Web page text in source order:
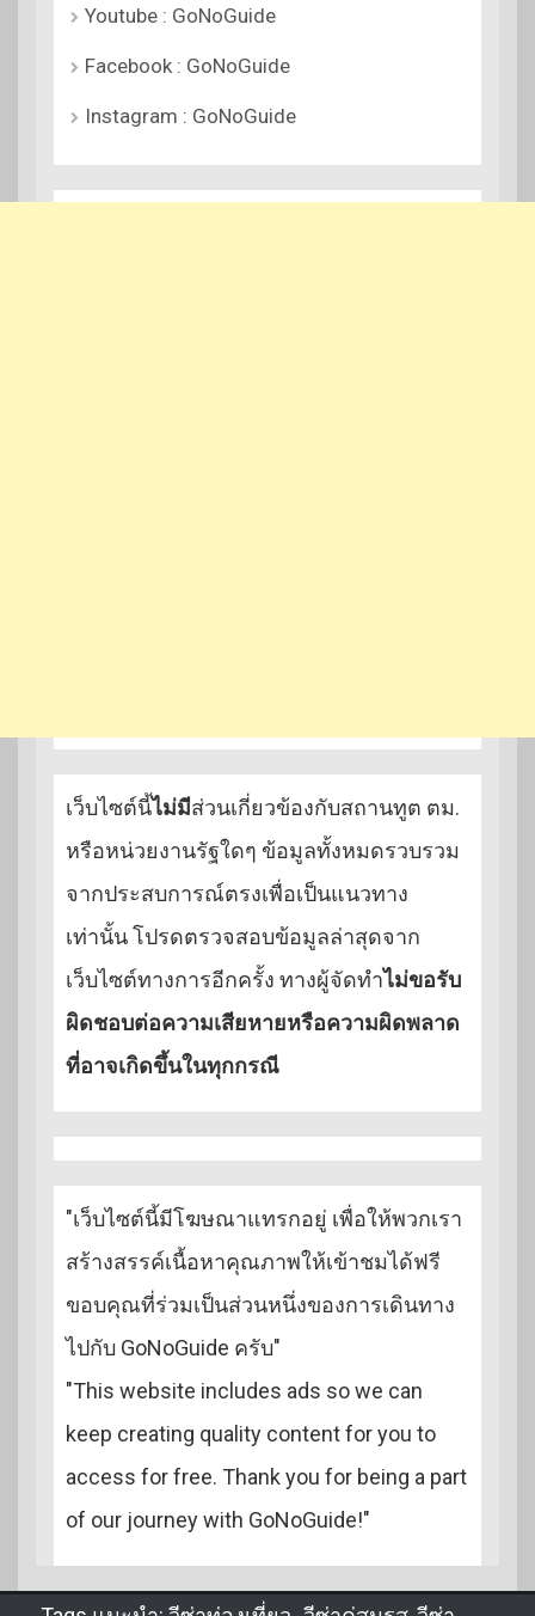
Youtube : GoNoGuide
Facebook : GoNoGuide
Instagram : GoNoGuide
เว็บไซต์นี้ไม่มีส่วนเกี่ยวข้องกับสถานทูต ตม.
หรือหน่วยงานรัฐใดๆ ข้อมูลทั้งหมดรวบรวม
จากประสบการณ์ตรงเพื่อเป็นแนวทาง
เท่านั้น โปรดตรวจสอบข้อมูลล่าสุดจาก
เว็บไซต์ทางการอีกครั้ง ทางผู้จัดทำไม่ขอรับ
ผิดชอบต่อความเสียหายหรือความผิดพลาด
ที่อาจเกิดขึ้นในทุกกรณี
"เว็บไซต์นี้มีโฆษณาแทรกอยู่ เพื่อให้พวกเรา
สร้างสรรค์เนื้อหาคุณภาพให้เข้าชมได้ฟรี
ขอบคุณที่ร่วมเป็นส่วนหนึ่งของการเดินทาง
ไปกับ GoNoGuide ครับ"
"This website includes ads so we can
keep creating quality content for you to
access for free. Thank you for being a part
of our journey with GoNoGuide!"